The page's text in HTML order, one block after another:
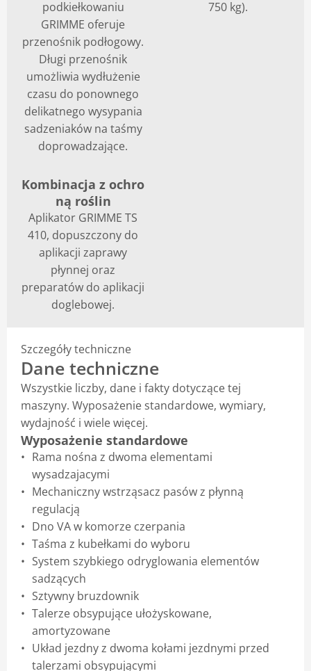
podkiełkowaniu
GRIMME oferuje
przenośnik podłogowy.
Długi przenośnik
umożliwia wydłużenie
czasu do ponownego
delikatnego wysypania
sadzeniaków na taśmy
doprowadzające.
750 kg).
Kombinacja z ochro
ną roślin
Aplikator GRIMME TS
410, dopuszczony do
aplikacji zaprawy
płynnej oraz
preparatów do aplikacji
doglebowej.
Szczegóły techniczne
Dane techniczne
Wszystkie liczby, dane i fakty dotyczące tej
maszyny. Wyposażenie standardowe, wymiary,
wydajność i wiele więcej.
Wyposażenie standardowe
Rama nośna z dwoma elementami
wysadzajacymi
Mechaniczny wstrząsacz pasów z płynną
regulacją
Dno VA w komorze czerpania
Taśma z kubełkami do wyboru
System szybkiego odryglowania elementów
sadzących
Sztywny bruzdownik
Talerze obsypujące ułożyskowane,
amortyzowane
Układ jezdny z dwoma kołami jezdnymi przed
talerzami obsypującymi